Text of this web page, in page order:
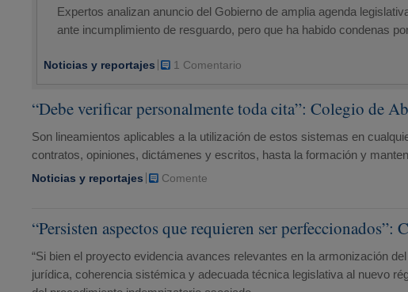
Expertos analizan anuncio del Gobierno de amplia agenda
ante incumplimiento de resguardo, pero que ha habido condenas
Noticias y reportajes 1 Comentario
“Debe verificar personalmente toda cita”: Colegio de
Son lineamientos aplicables a la utilización de estos sistemas en
contratos, opiniones, dictámenes y escritos, hasta la formación y
Noticias y reportajes Comente
“Persisten aspectos que requieren ser
“Si bien el proyecto evidencia avances relevantes en la armonización
jurídica, coherencia sistémica y adecuada técnica legislativa al nuevo